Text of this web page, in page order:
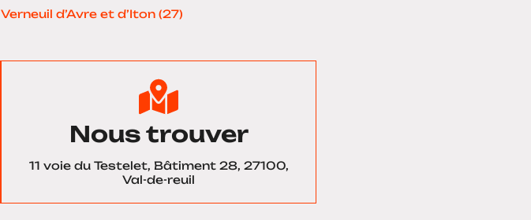
Verneuil d’Avre et d’Iton (27)
Nous trouver
11 voie du Testelet, Bâtiment 28, 27100,
Val-de-reuil